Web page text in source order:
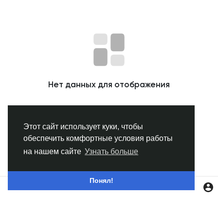
Этот сайт использует куки, чтобы
обеспечить комфортные условия работы
на нашем сайте Узнать больше
Понял!
Популярные посты
Найти сообщения
Нет данных для отображения